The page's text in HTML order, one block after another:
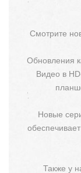
Смотрите
Обновления
Видео в
Новые
Также у